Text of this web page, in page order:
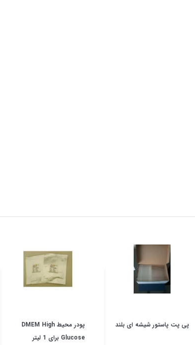
پی پت پاستور شیشه ای بلند
پودر محیط DMEM High
Glucose برای 1 لیتر